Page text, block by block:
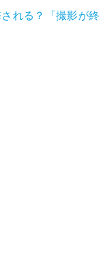
れる？「撮影が終